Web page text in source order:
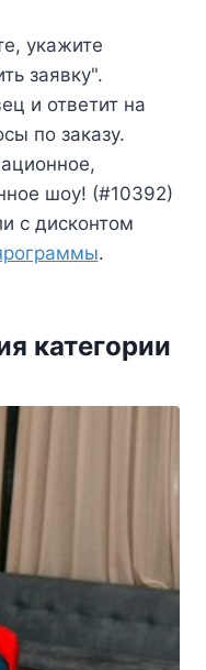
укажите
заявку".
и ответит на
по заказу.
шоу! (#10392)
с дисконтом
.
категории